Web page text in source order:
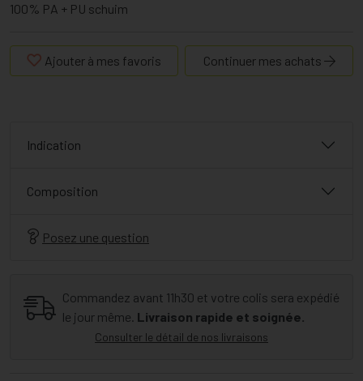
100% PA + PU schuim
Ajouter à mes favoris Continuer mes achats
Indication
Composition
Posez une question
Commandez avant 11h30 et votre colis sera expédié
le jour même. Livraison rapide et soignée.
Consulter le détail de nos livraisons